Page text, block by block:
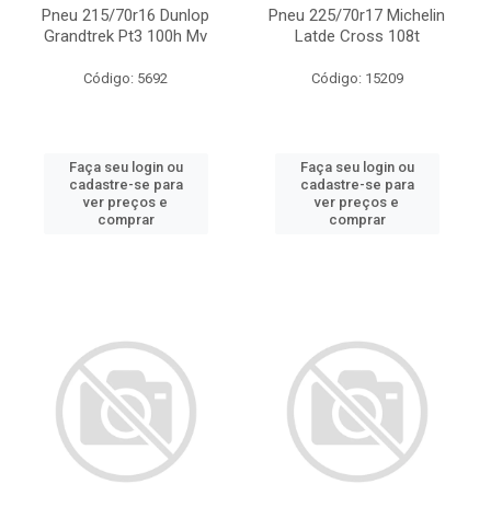
Pneu 215/70r16 Dunlop
Grandtrek Pt3 100h Mv
Código: 5692
Faça seu login ou
cadastre-se para
ver preços e
comprar
Pneu 225/70r17 Michelin
Latde Cross 108t
Código: 15209
Faça seu login ou
cadastre-se para
ver preços e
comprar